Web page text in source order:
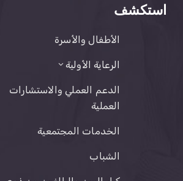
استكشف
الأطفال والأسرة
الرعاية الأولية
الدعم العملي والاستشارات
العملية
الخدمات المجتمعية
الشباب